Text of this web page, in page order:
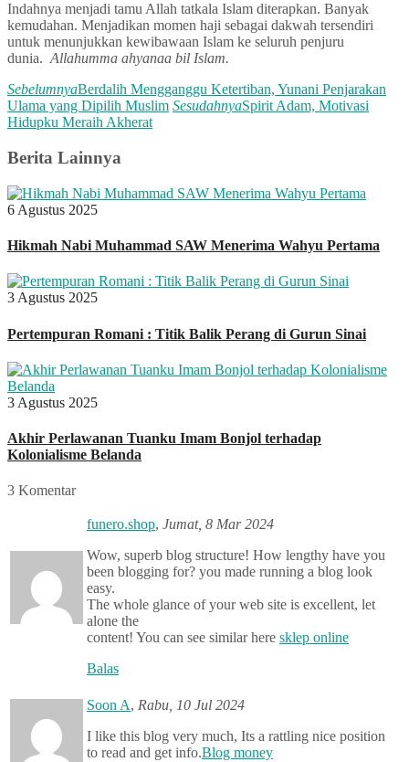
Indahnya menjadi tamu Allah tatkala Islam diterapkan. Banyak
kemudahan. Menjadikan momen haji sebagai dakwah tersendiri
untuk menunjukkan kewibawaan Islam ke seluruh penjuru
dunia.Allahumma ahyanaa bil Islam.
SebelumnyaBerdalih Mengganggu Ketertiban, Yunani Penjarakan
Ulama yang Dipilih Muslim SesudahnyaSpirit Adam, Motivasi
Hidupku Meraih Akherat
Berita Lainnya
6 Agustus 2025
Hikmah Nabi Muhammad SAW Menerima Wahyu Pertama
3 Agustus 2025
Pertempuran Romani : Titik Balik Perang di Gurun Sinai
3 Agustus 2025
Akhir Perlawanan Tuanku Imam Bonjol terhadap
Kolonialisme Belanda
3 Komentar
funero.shop, Jumat, 8 Mar 2024
Wow, superb blog structure! How lengthy have you
been blogging for? you made running a blog look
easy.
The whole glance of your web site is excellent, let
alone the
content! You can see similar here sklep online
Balas
Soon A, Rabu, 10 Jul 2024
I like this blog very much, Its a rattling nice position
to read and get info.Blog money